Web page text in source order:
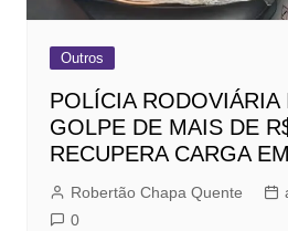
Outros
POLÍCIA RODOVIÁRIA
GOLPE DE MAIS DE
RECUPERA CARGA
Robertão Chapa Quente
0